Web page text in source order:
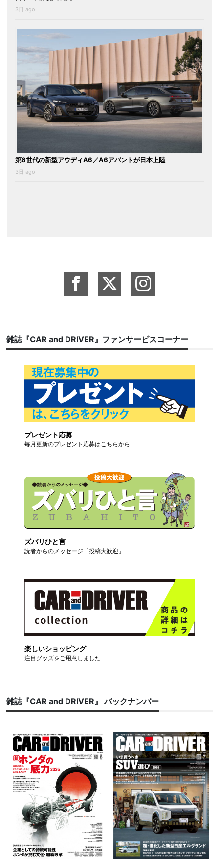
3日 ago
第6世代の新型アウディA6／A6アバントが日本上陸
3日 ago
雑誌『CAR and DRIVER』ファンサービスコーナー
プレゼント応募
毎月更新のプレゼント応募はこちらから
ズバリひと言
読者からのメッセージ「投稿大歓迎」
楽しいショッピング
注目グッズをご用意しました
雑誌『CAR and DRIVER』 バックナンバー